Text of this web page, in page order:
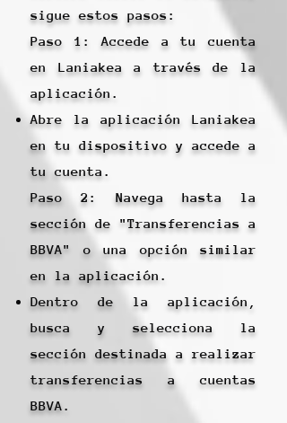
sigue estos pasos:
Paso 1: Accede a tu cuenta
en Laniakea a través de la
aplicación.
Abre la aplicación Laniakea
en tu dispositivo y accede a
tu cuenta.
Paso 2: Navega hasta la
sección de "Transferencias a
BBVA" o una opción similar
en la aplicación.
Dentro de la aplicación,
busca y selecciona la
sección destinada a realizar
transferencias a cuentas
BBVA.